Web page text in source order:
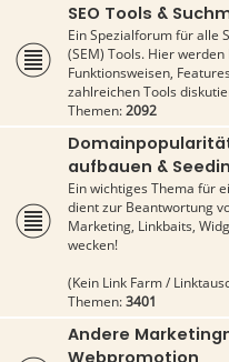
SEO Tools &
Ein Spezialforum für alle
(SEM) Tools. Hier
Funktionsweisen,
zahlreichen Tools
Themen:2092
aufbauen &
Ein wichtiges Thema für
dient zur Beantwortung
Marketing, Linkbaits,
wecken!
(Kein Link Farm /
Themen:3401
Andere
Webpromotion